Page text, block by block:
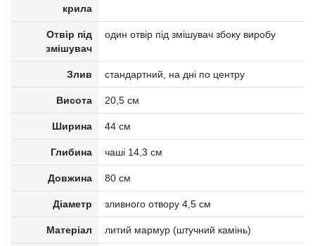
крила
Отвір під
змішувач
один отвір під змішувач збоку виробу
Злив стандартний, на дні по центру
Висота 20,5 см
Ширина 44 см
Глибина чаші 14,3 см
Довжина 80 см
Діаметр зливного отвору 4,5 см
Матеріал литий мармур (штучний камінь)